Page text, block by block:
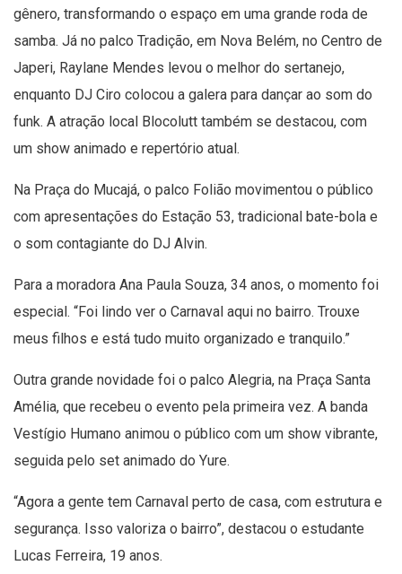
gênero, transformando o espaço em uma grande roda de
samba. Já no palco Tradição, em Nova Belém, no Centro de
Japeri, Raylane Mendes levou o melhor do sertanejo,
enquanto DJ Ciro colocou a galera para dançar ao som do
funk. A atração local Blocolutt também se destacou, com
um show animado e repertório atual.
Na Praça do Mucajá, o palco Folião movimentou o público
com apresentações do Estação 53, tradicional bate-bola e
o som contagiante do DJ Alvin.
Para a moradora Ana Paula Souza, 34 anos, o momento foi
especial. “Foi lindo ver o Carnaval aqui no bairro. Trouxe
meus filhos e está tudo muito organizado e tranquilo.”
Outra grande novidade foi o palco Alegria, na Praça Santa
Amélia, que recebeu o evento pela primeira vez. A banda
Vestígio Humano animou o público com um show vibrante,
seguida pelo set animado do Yure.
“Agora a gente tem Carnaval perto de casa, com estrutura e
segurança. Isso valoriza o bairro”, destacou o estudante
Lucas Ferreira, 19 anos.